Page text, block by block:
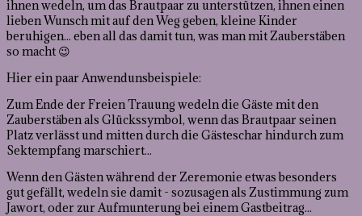
ihnen wedeln, um das Brautpaar zu unterstützen, ihnen einen
lieben Wunsch mit auf den Weg geben, kleine Kinder
beruhigen... eben all das damit tun, was man mit Zauberstäben
so macht 😉
Hier ein paar Anwendunsbeispiele:
Zum Ende der Freien Trauung wedeln die Gäste mit den
Zauberstäben als Glückssymbol, wenn das Brautpaar seinen
Platz verlässt und mitten durch die Gästeschar hindurch zum
Sektempfang marschiert...
Wenn den Gästen während der Zeremonie etwas besonders
gut gefällt, wedeln sie damit - sozusagen als Zustimmung zum
Jawort, oder zur Aufmunterung bei einem Gastbeitrag...